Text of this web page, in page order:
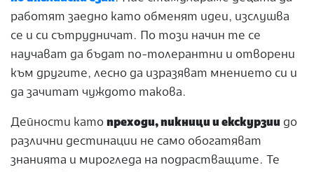
работят заедно като обменят идеи, изслушва
се и си сътрудничат. По този начин те се
научават да бъдат по-толерантни и отворени
към другите, лесно да изразяват мнението си и
да зачитат чуждото такова.
Дейности като преходи, пикници и екскурзии до
различни дестинации не само обогатяват
знанията и мирогледа на подрастващите. Те